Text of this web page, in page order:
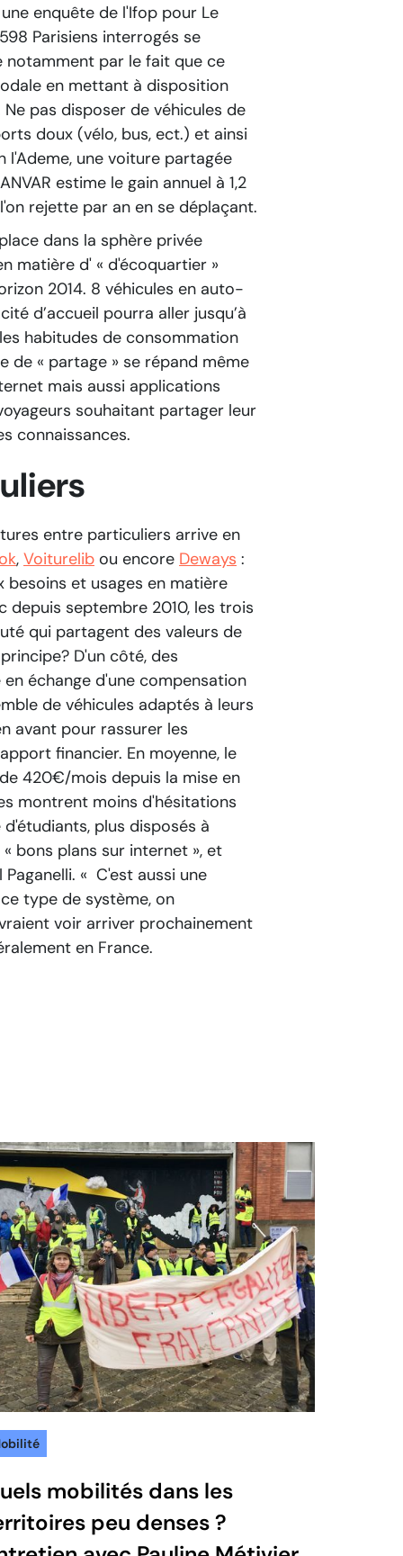
enquête de l'Ifop pour Le
Parisiens interrogés se
notamment par le fait que ce
en mettant à disposition
pas disposer de véhicules de
doux (vélo, bus, ect.) et ainsi
l'Ademe, une voiture partagée
estime le gain annuel à 1,2
rejette par an en se déplaçant.
dans la sphère privée
matière d' « d'écoquartier »
2014. 8 véhicules en auto-
d’accueil pourra aller jusqu’à
habitudes de consommation
de « partage » se répand même
mais aussi applications
souhaitant partager leur
connaissances.
entre particuliers arrive en
, Voiturelib ou encore Deways :
et usages en matière
depuis septembre 2010, les trois
qui partagent des valeurs de
D'un côté, des
échange d'une compensation
de véhicules adaptés à leurs
avant pour rassurer les
financier. En moyenne, le
420€/mois depuis la mise en
montrent moins d'hésitations
plus disposés à
bons plans sur internet », et
« C'est aussi une
type de système, on
voir arriver prochainement
en France.
mobilités dans les
peu denses ?